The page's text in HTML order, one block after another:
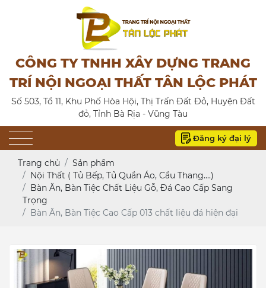
CÔNG TY TNHH XÂY DỰNG TRANG
TRÍ NỘI NGOẠI THẤT TÂN LỘC PHÁT
Số 503, Tổ 11, Khu Phố Hòa Hội, Thị Trấn Đất Đỏ, Huyện Đất
đỏ, Tỉnh Bà Rịa - Vũng Tàu
Đăng ký đại lý
Trang chủ
Sản phẩm
Nội Thất ( Tủ Bếp, Tủ Quần Áo, Cầu Thang....)
Bàn Ăn, Bàn Tiệc Chất Liệu Gỗ, Đá Cao Cấp Sang
Trọng
Bàn Ăn, Bàn Tiệc Cao Cấp 013 chất liệu đá hiện đại